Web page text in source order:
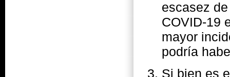
escasez
COVID-19
mayor
podría
Si bien es